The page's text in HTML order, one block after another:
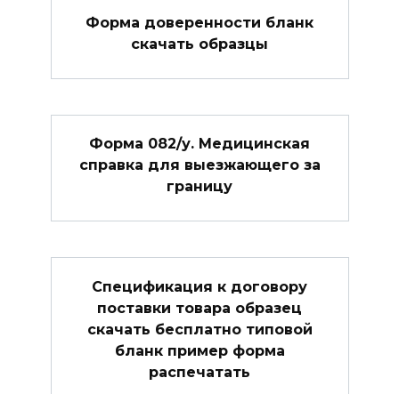
Форма доверенности бланк
скачать образцы
Форма 082/у. Медицинская
справка для выезжающего за
границу
Спецификация к договору
поставки товара образец
скачать бесплатно типовой
бланк пример форма
распечатать